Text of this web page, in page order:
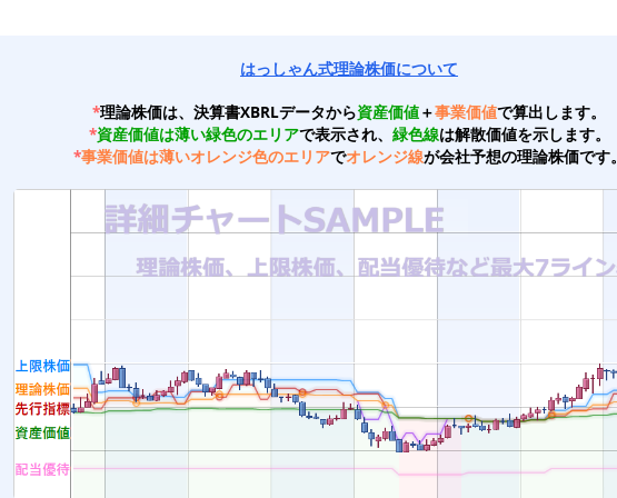
はっしゃん式理論株価について
*理論株価は、決算書XBRLデータから資産価値＋事業価値で算出します。
*資産価値は薄い緑色のエリアで表示され、 緑色線は解散価値を示します。
*事業価値は薄いオレンジ色のエリアでオレンジ線が会社予想の理論株価です。